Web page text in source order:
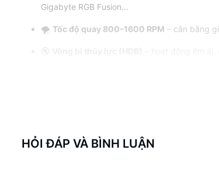
Gigabyte RGB Fusion…
🌪️ Tốc độ quay 800–1600 RPM – cân bằng
– tối ưu
HỎI ĐÁP VÀ BÌNH LUẬN